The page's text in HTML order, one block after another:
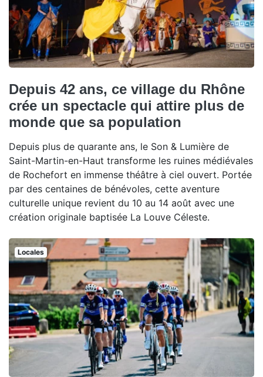
Depuis 42 ans, ce village du Rhône
crée un spectacle qui attire plus de
monde que sa population
Depuis plus de quarante ans, le Son & Lumière de
Saint-Martin-en-Haut transforme les ruines médiévales
de Rochefort en immense théâtre à ciel ouvert. Portée
par des centaines de bénévoles, cette aventure
culturelle unique revient du 10 au 14 août avec une
création originale baptisée La Louve Céleste.
Locales